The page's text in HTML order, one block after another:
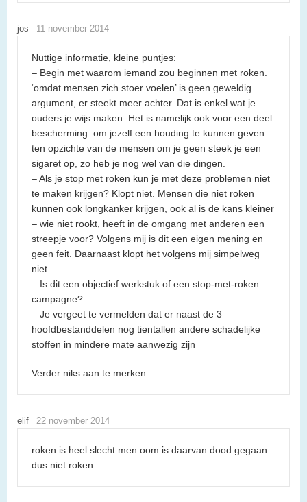
jos 11 november 2014
Nuttige informatie, kleine puntjes:
– Begin met waarom iemand zou beginnen met roken.
‘omdat mensen zich stoer voelen’ is geen geweldig
argument, er steekt meer achter. Dat is enkel wat je
ouders je wijs maken. Het is namelijk ook voor een deel
bescherming: om jezelf een houding te kunnen geven
ten opzichte van de mensen om je geen steek je een
sigaret op, zo heb je nog wel van die dingen.
– Als je stop met roken kun je met deze problemen niet
te maken krijgen? Klopt niet. Mensen die niet roken
kunnen ook longkanker krijgen, ook al is de kans kleiner
– wie niet rookt, heeft in de omgang met anderen een
streepje voor? Volgens mij is dit een eigen mening en
geen feit. Daarnaast klopt het volgens mij simpelweg
niet
– Is dit een objectief werkstuk of een stop-met-roken
campagne?
– Je vergeet te vermelden dat er naast de 3
hoofdbestanddelen nog tientallen andere schadelijke
stoffen in mindere mate aanwezig zijn
Verder niks aan te merken
elif 22 november 2014
roken is heel slecht men oom is daarvan dood gegaan
dus niet roken